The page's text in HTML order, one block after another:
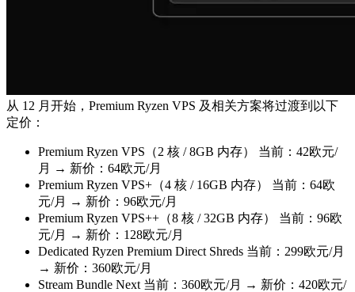
从 12 月开始，Premium Ryzen VPS 及相关方案将过渡到以下
定价：
Premium Ryzen VPS（2 核 / 8GB 内存） 当前：42欧元/
月 → 新价：64欧元/月
Premium Ryzen VPS+（4 核 / 16GB 内存） 当前：64欧
元/月 → 新价：96欧元/月
Premium Ryzen VPS++（8 核 / 32GB 内存） 当前：96欧
元/月 → 新价：128欧元/月
Dedicated Ryzen Premium Direct Shreds 当前：299欧元/月
→ 新价：360欧元/月
Stream Bundle Next 当前：360欧元/月 → 新价：420欧元/